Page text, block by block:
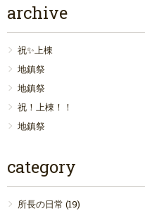
archive
祝✨上棟
地鎮祭
地鎮祭
祝！上棟！！
地鎮祭
category
所長の日常 (19)